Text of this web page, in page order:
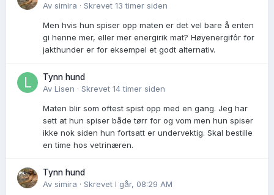
Av simira · Skrevet 13 timer siden
Men hvis hun spiser opp maten er det vel bare å enten
gi henne mer, eller mer energirik mat? Høyenergifôr for
jakthunder er for eksempel et godt alternativ.
Tynn hund
Av Lisen · Skrevet 14 timer siden
Maten blir som oftest spist opp med en gang. Jeg har
sett at hun spiser både tørr for og vom men hun spiser
ikke nok siden hun fortsatt er undervektig. Skal bestille
en time hos vetrinæren.
Tynn hund
Av simira · Skrevet I går, 08:29 AM